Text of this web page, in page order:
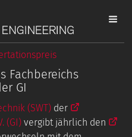
Fachbereichs
GI
(SWT) der
(GI) vergibt jährlich den